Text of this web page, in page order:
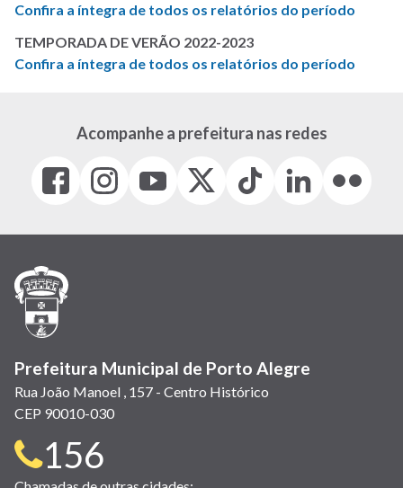
Confira a íntegra de todos os relatórios do período
TEMPORADA DE VERÃO 2022-2023
Confira a íntegra de todos os relatórios do período
Acompanhe a prefeitura nas redes
Facebook
(link
em
janela)
Instagram
(link
em
(link
em
(Antigo
(link
Tiktok
(link
em
LinkedIn
(link
em
(link
em
Prefeitura Municipal de Porto Alegre
Rua João Manoel , 157 - Centro Histórico
CEP 90010-030
Telefone
156